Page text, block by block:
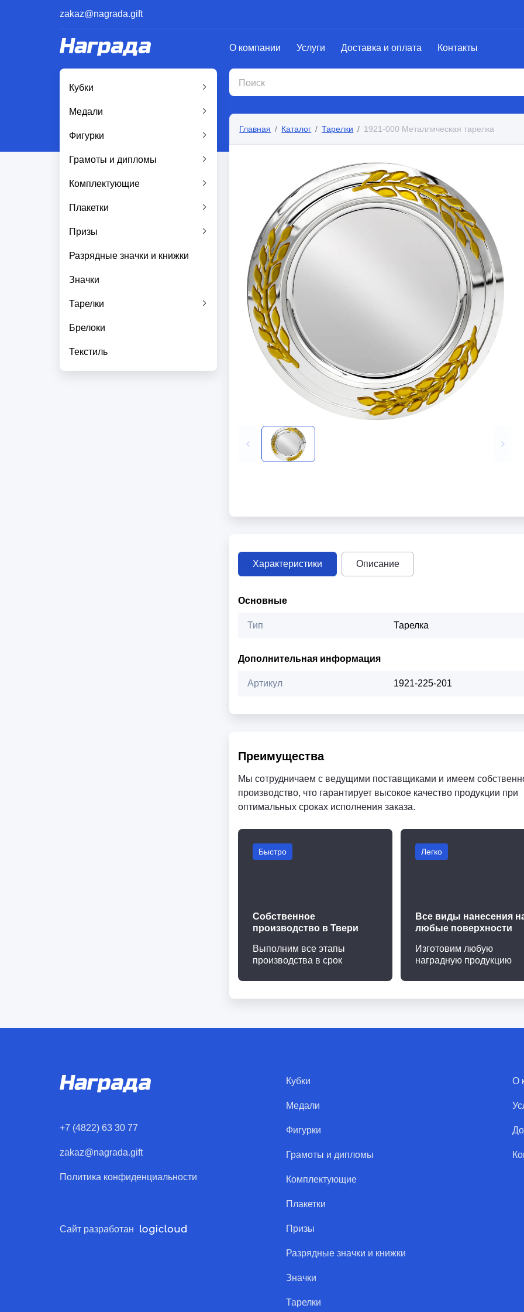
zakaz@nagrada.gift
О компании Услуги Доставка и оплата Контакты
Кубки
Медали
Фигурки
Грамоты и дипломы
Комплектующие
Плакетки
Призы
Разрядные значки и книжки
Значки
Тарелки
Брелоки
Текстиль
Главная Каталог Тарелки 1921-000 Металлическая тарелка
Характеристики Описание
Основные
Тип Тарелка
Дополнительная информация
Артикул 1921-225-201
Преимущества
Мы сотрудничаем с ведущими поставщиками и имеем
производство, что гарантирует высокое качество продукции при
оптимальных сроках исполнения заказа.
Быстро
Собственное
производство в Твери
Выполним все этапы
производства в срок
Легко
Все виды нанесения
любые поверхности
Изготовим любую
наградную продукцию
+7 (4822) 63 30 77
zakaz@nagrada.gift
Политика конфиденциальности
Сайт разработан
Кубки
Медали
Фигурки
Грамоты и дипломы
Комплектующие
Плакетки
Призы
Разрядные значки и книжки
Значки
Тарелки
О